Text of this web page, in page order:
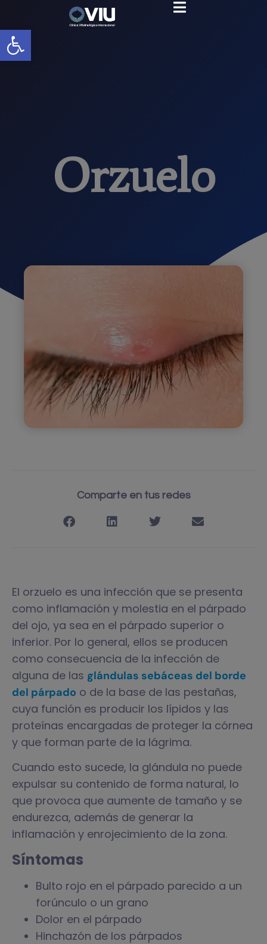
Abrir barra de herramientas
Orzuelo
Comparte en tus redes
El orzuelo es una infección que se presenta
como inflamación y molestia en el párpado
del ojo, ya sea en el párpado superior o
inferior. Por lo general, ellos se producen
como consecuencia de la infección de
alguna de las glándulas sebáceas del borde
del párpado o de la base de las pestañas,
cuya función es producir los lípidos y las
proteínas encargadas de proteger la córnea
y que forman parte de la lágrima.
Cuando esto sucede, la glándula no puede
expulsar su contenido de forma natural, lo
que provoca que aumente de tamaño y se
endurezca, además de generar la
inflamación y enrojecimiento de la zona.
Síntomas
Bulto rojo en el párpado parecido a un
forúnculo o un grano
Dolor en el párpado
Hinchazón de los párpados